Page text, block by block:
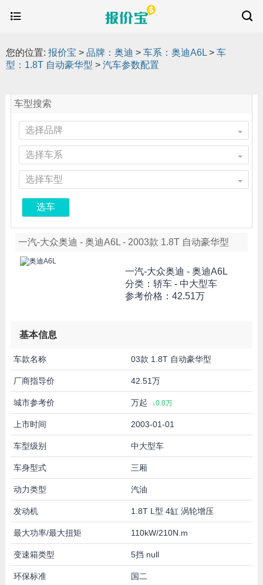
您的位置: 报价宝 > 品牌：奥迪 > 车系：奥迪A6L > 车
型：1.8T 自动豪华型 > 汽车参数配置
车型搜索
选择品牌
选择车系
选择车型
选车
一汽-大众奥迪 - 奥迪A6L - 2003款 1.8T 自动豪华型
一汽-大众奥迪 - 奥迪A6L
分类：轿车 - 中大型车
参考价格： 42.51万
基本信息
车款名称 03款 1.8T 自动豪华型
厂商指导价 42.51万
城市参考价 万起 ↓0.0万
上市时间 2003-01-01
车型级别 中大型车
车身型式 三厢
动力类型 汽油
发动机 1.8T L型 4缸 涡轮增压
最大功率/最大扭矩 110kW/210N.m
变速箱类型 5挡 null
环保标准 国二